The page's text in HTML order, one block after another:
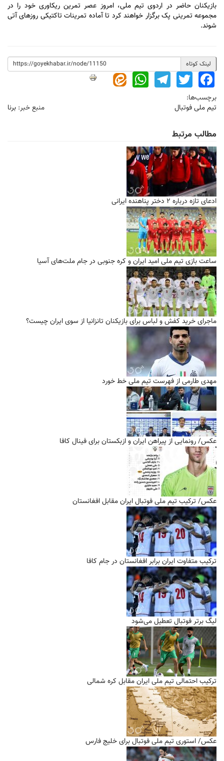
بازیکنان حاضر در اردوی تیم ملی، امروز عصر تمرین ریکاوری خود را در
مجموعه تمرینی پک برگزار خواهند کرد تا آماده تمرینات تاکتیکی روز‌های آتی
شوند.
لینک کوتاه
Facebook
Twitter
Telegram
WhatsApp
برچسب‌ها:
تیم ملی فوتبال
منبع خبر: برنا
مطالب مرتبط
ادعای تازه درباره ۲ دختر پناهنده ایرانی
ساعت بازی تیم ملی امید ایران و کره جنوبی در جام ملت‌های آسیا
ماجرای خرید کفش و لباس برای بازیکنان تانزانیا از سوی ایران چیست؟
مهدی طارمی از فهرست تیم ملی خط خورد
عکس/ رونمایی از پیراهن ایران و ازبکستان برای فینال کافا
عکس/ ترکیب تیم ملی فوتبال ایران مقابل افغانستان
ترکیب متفاوت ایران برابر افغانستان در جام کافا
لیگ برتر فوتبال تعطیل می‌شود
ترکیب احتمالی تیم ملی ایران مقابل کره شمالی
عکس/ استوری تیم ملی فوتبال برای خلیج فارس